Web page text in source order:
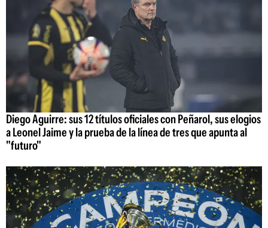
Diego Aguirre: sus 12 títulos oficiales con Peñarol, sus elogios
a Leonel Jaime y la prueba de la línea de tres que apunta al
"futuro"